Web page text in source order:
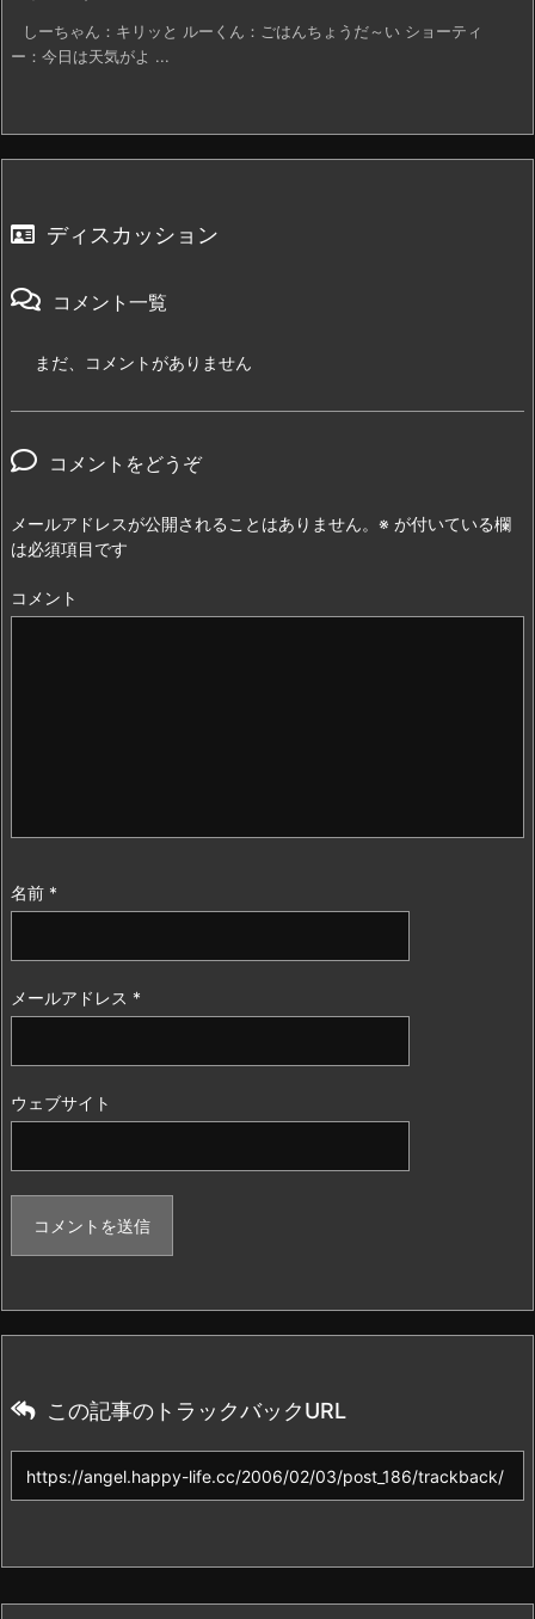
しーちゃん：キリッと ルーくん：ごはんちょうだ～い ショーティ
ー：今日は天気がよ ...
ディスカッション
コメント一覧
まだ、コメントがありません
コメントをどうぞ
メールアドレスが公開されることはありません。 ※ が付いている欄
は必須項目です
コメント
名前 *
メールアドレス *
ウェブサイト
この記事のトラックバックURL